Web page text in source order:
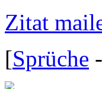
Zitat
[Sprüche -